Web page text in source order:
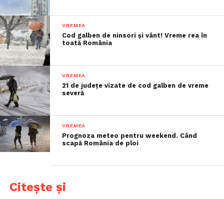
VREMEA
Cod galben de ninsori și vânt! Vreme rea în
toată România
VREMEA
21 de județe vizate de cod galben de vreme
severă
VREMEA
Prognoza meteo pentru weekend. Când
scapă România de ploi
Citește și